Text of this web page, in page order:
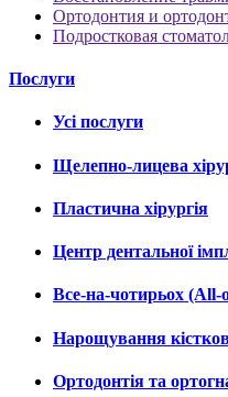
Ортодонтия и
Подростковая
Послуги
Усі послуги
Щелепно-лицева
Пластична хірургія
Центр дентальної
Все-на-чотирьох (All-
Нарощування
Ортодонтія та